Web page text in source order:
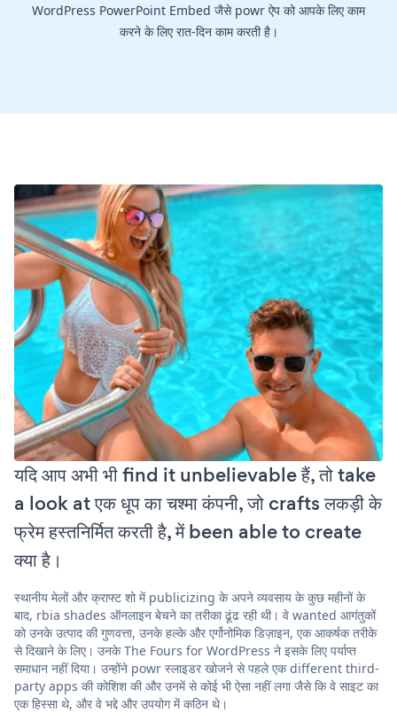
WordPress PowerPoint Embed जैसे powr ऐप को आपके लिए काम
करने के लिए रात-दिन काम करती है।
यदि आप अभी भी find it unbelievable हैं, तो take
a look at एक धूप का चश्मा कंपनी, जो crafts लकड़ी के
फ्रेम हस्तनिर्मित करती है, में been able to create
क्या है।
स्थानीय मेलों और क्राफ्ट शो में publicizing के अपने व्यवसाय के कुछ महीनों के
बाद, rbia shades ऑनलाइन बेचने का तरीका ढूंढ रही थी। वे wanted आगंतुकों
को उनके उत्पाद की गुणवत्ता, उनके हल्के और एर्गोनोमिक डिज़ाइन, एक आकर्षक तरीके
से दिखाने के लिए। उनके The Fours for WordPress ने इसके लिए पर्याप्त
समाधान नहीं दिया। उन्होंने powr स्लाइडर खोजने से पहले एक different third-
party apps की कोशिश की और उनमें से कोई भी ऐसा नहीं लगा जैसे कि वे साइट का
एक हिस्सा थे, और वे भद्दे और उपयोग में कठिन थे।